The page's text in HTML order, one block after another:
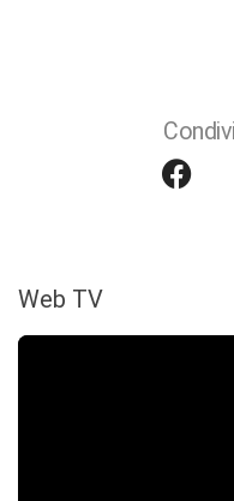
Web TV